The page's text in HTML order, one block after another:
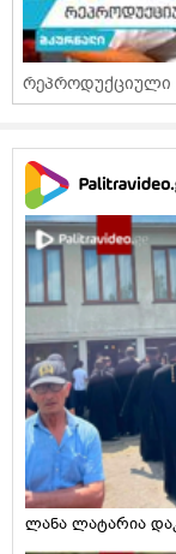
რეპროდუქციული
ლანა ლატარია